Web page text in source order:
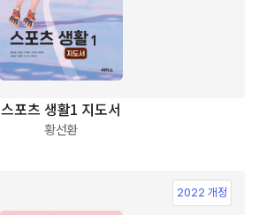
스포츠 생활1 지도서
황선환
2022 개정